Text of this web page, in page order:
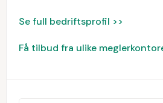
Se full bedriftsprofil >>
Få tilbud fra ulike